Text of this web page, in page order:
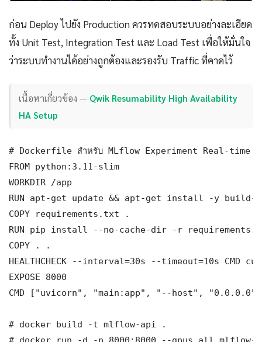
ก่อน Deploy ไปยัง Production ควรทดสอบระบบอย่างละเอียด
ทั้ง Unit Test, Integration Test และ Load Test เพื่อให้มั่นใจ
ว่าระบบทำงานได้อย่างถูกต้องและรองรับ Traffic ที่คาดไว้
เนื้อหาเกี่ยวข้อง — Qwik Resumability High Availability
HA Setup
# Dockerfile สำหรับ MLflow Experiment Real-time
FROM python:3.11-slim
WORKDIR /app
RUN apt-get update && apt-get install -y
COPY requirements.txt .
RUN pip install --no-cache-dir -r
COPY . .
HEALTHCHECK --interval=30s --timeout=10s
EXPOSE 8000
CMD ["uvicorn", "main:app", "--host",
# docker build -t mlflow-api .